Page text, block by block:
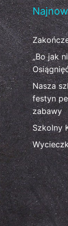
„Bo jak
Nasza
festyn
zabawy
Szkolny